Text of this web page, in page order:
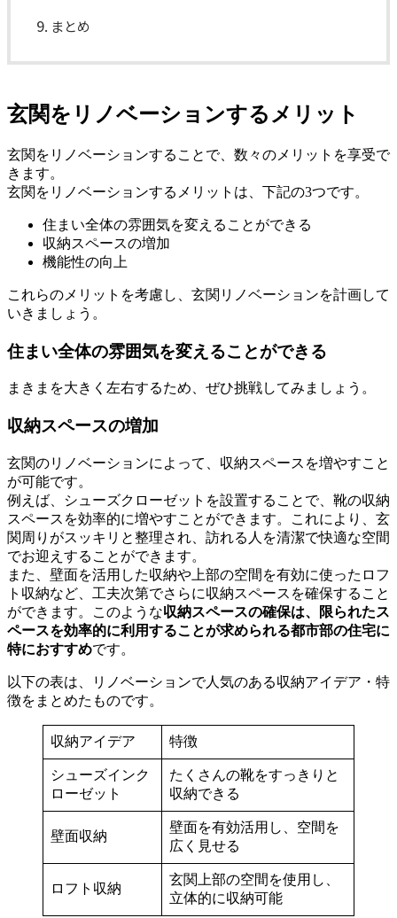
まとめ
玄関をリノベーションするメリット
玄関をリノベーションすることで、数々のメリットを享受で
きます。
玄関をリノベーションするメリットは、下記の3つです。
住まい全体の雰囲気を変えることができる
収納スペースの増加
機能性の向上
これらのメリットを考慮し、玄関リノベーションを計画して
いきましょう。
住まい全体の雰囲気を変えることができる
まきまを大きく左右するため、ぜひ挑戦してみましょう。
収納スペースの増加
玄関のリノベーションによって、収納スペースを増やすこと
が可能です。
例えば、シューズクローゼットを設置することで、靴の収納
スペースを効率的に増やすことができます。これにより、玄
関周りがスッキリと整理され、訪れる人を清潔で快適な空間
でお迎えすることができます。
また、壁面を活用した収納や上部の空間を有効に使ったロフ
ト収納など、工夫次第でさらに収納スペースを確保すること
ができます。このような収納スペースの確保は、限られたス
ペースを効率的に利用することが求められる都市部の住宅に
特におすすめです。
以下の表は、リノベーションで人気のある収納アイデア・特
徴をまとめたものです。
収納アイデア 特徴
シューズインク
ローゼット
たくさんの靴をすっきりと
収納できる
壁面収納
壁面を有効活用し、空間を
広く見せる
ロフト収納
玄関上部の空間を使用し、
立体的に収納可能